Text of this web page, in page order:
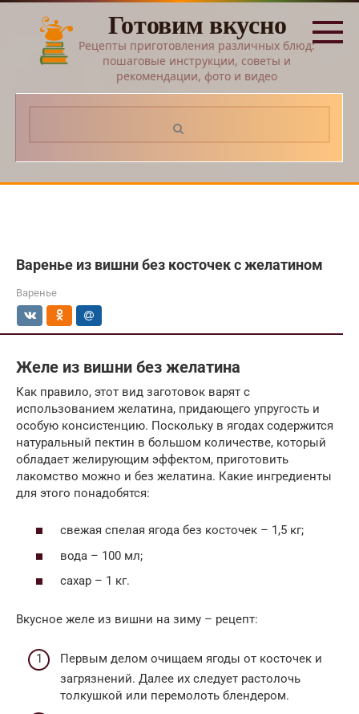
Перейти
контенту
Готовим вкусно
Рецепты приготовления различных блюд:
пошаговые инструкции, советы и
рекомендации, фото и видео
Варенье из вишни без косточек с желатином
Варенье
Желе из вишни без желатина
Как правило, этот вид заготовок варят с
использованием желатина, придающего упругость и
особую консистенцию. Поскольку в ягодах содержится
натуральный пектин в большом количестве, который
обладает желирующим эффектом, приготовить
лакомство можно и без желатина. Какие ингредиенты
для этого понадобятся:
свежая спелая ягода без косточек – 1,5 кг;
вода – 100 мл;
сахар – 1 кг.
Вкусное желе из вишни на зиму – рецепт:
Первым делом очищаем ягоды от косточек и
загрязнений. Далее их следует растолочь
толкушкой или перемолоть блендером.